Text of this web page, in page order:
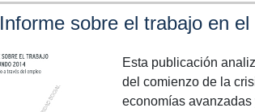
Informe sobre el trabajo en
Esta publicación
del comienzo de la
economías